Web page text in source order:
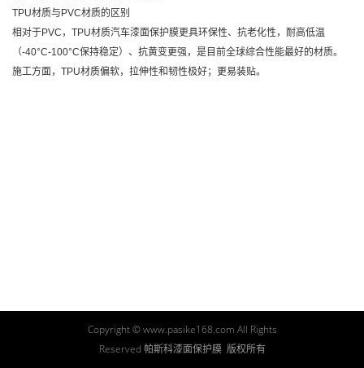
TPU材质与PVC材质的区别
相对于PVC，TPU材质汽车漆面保护膜更具环保性、抗老化性，耐高低温
（-40°C-100°C保持稳定）、抗黄变更强，是目前全球综合性能最好的材质。
施工方面，TPU材质偏软，拉伸性和韧性极好；更易装贴。
Copyright © www.pasike168.com All Rights
Reserved 帕斯科漆面保护膜 版权所有